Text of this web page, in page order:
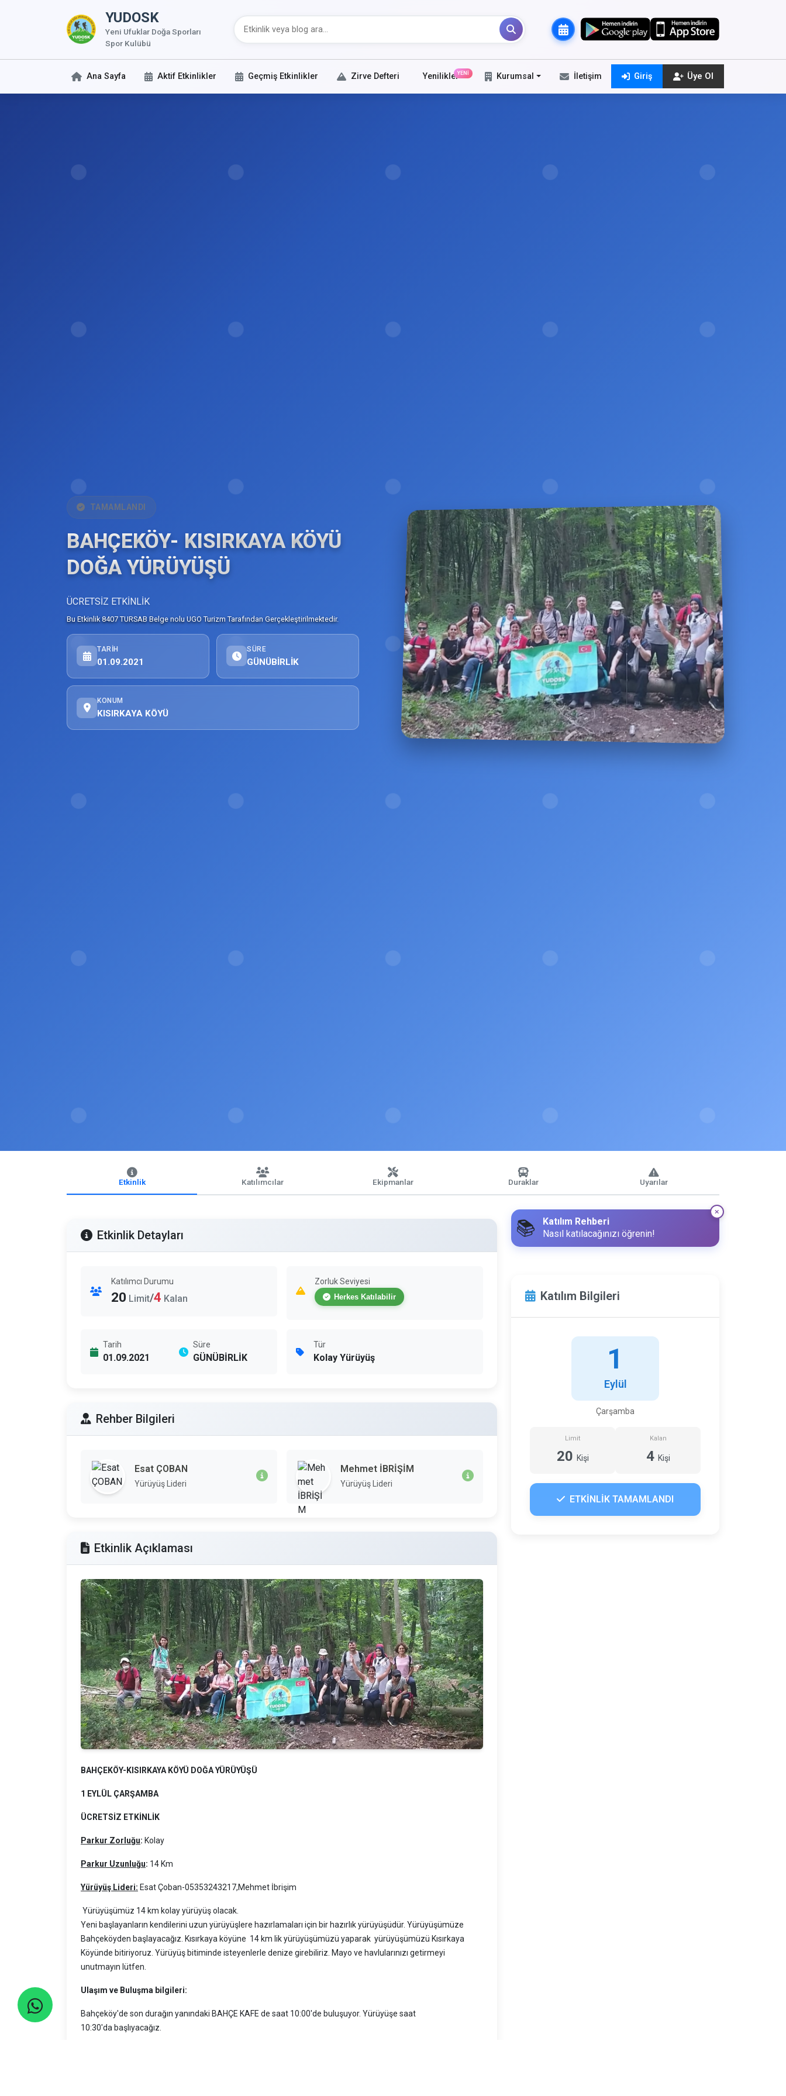
YUDOSK
Yeni Ufuklar Doğa Sporları
Spor Kulübü
Ana Sayfa Aktif Etkinlikler Geçmiş Etkinlikler Zirve Defteri YeniliklerYENİ Kurumsal İletişim Giriş Üye Ol
TAMAMLANDI
BAHÇEKÖY- KISIRKAYA KÖYÜ
DOĞA YÜRÜYÜŞÜ
ÜCRETSİZ ETKİNLİK
Bu Etkinlik 8407 TURSAB Belge nolu UGO Turizm Tarafından Gerçekleştirilmektedir.
TARIH
01.09.2021
SÜRE
GÜNÜBİRLİK
KONUM
KISIRKAYA KÖYÜ
Etkinlik Katılımcılar Ekipmanlar Duraklar Uyarılar
Etkinlik Detayları
Katılımcı Durumu
20 Limit/4 Kalan
Zorluk Seviyesi
Herkes Katılabilir
Tarih
01.09.2021
Süre
GÜNÜBİRLİK
Tür
Kolay Yürüyüş
Rehber Bilgileri
Esat ÇOBAN
Yürüyüş Lideri
Mehmet İBRİŞİM
Yürüyüş Lideri
Etkinlik Açıklaması
BAHÇEKÖY-KISIRKAYA KÖYÜ DOĞA YÜRÜYÜŞÜ
1 EYLÜL ÇARŞAMBA
ÜCRETSİZ ETKİNLİK
Parkur Zorluğu: Kolay
Parkur Uzunluğu: 14 Km
Yürüyüş Lideri: Esat Çoban-05353243217,Mehmet İbrişim
Yürüyüşümüz 14 km kolay yürüyüş olacak.
Yeni başlayanların kendilerini uzun yürüyüşlere hazırlamaları için bir hazırlık yürüyüşüdür. Yürüyüşümüze
Bahçeköyden başlayacağız. Kısırkaya köyüne 14 km lik yürüyüşümüzü yaparak yürüyüşümüzü Kısırkaya
Köyünde bitiriyoruz. Yürüyüş bitiminde isteyenlerle denize girebiliriz. Mayo ve havlularınızı getirmeyi
unutmayın lütfen.
Ulaşım ve Buluşma bilgileri:
Bahçeköy'de son durağın yanındaki BAHÇE KAFE de saat 10:00'de buluşuyor. Yürüyüşe saat
10:30'da başlıyacağız.
📚
Katılım Rehberi
Nasıl katılacağınızı öğrenin!
Katılım Bilgileri
1
Eylül
Çarşamba
Limit
20 Kişi
Kalan
4 Kişi
ETKİNLİK TAMAMLANDI